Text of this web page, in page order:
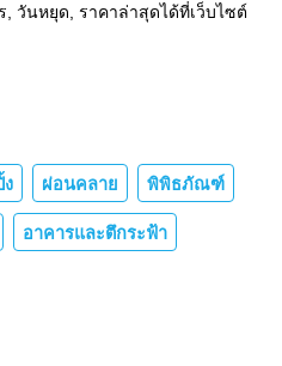
วันหยุด, ราคาล่าสุดได้ที่เว็บไซต์
ผ่อนคลาย พิพิธภัณฑ์
อาคารและตึกระฟ้า